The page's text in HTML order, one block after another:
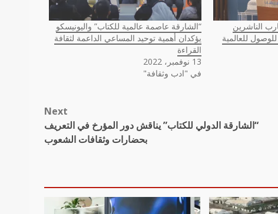
الناشرين
للعالمية
“الشارقة عاصمة عالمية للكتاب” واليونيسكو
يؤكدان أهمية توحيد المساعي الداعمة لثقافة
القراءة
13 نوفمبر، 2022
في "ادب وثقافة"
Next
“الشارقة الدولي للكتاب” يناقش دور المؤرخ في التعريف
بحضارات وثقافات الشعوب